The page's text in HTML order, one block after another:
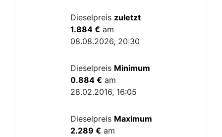
Dieselpreis zuletzt
1.884 € am
08.08.2026, 20:30
Dieselpreis Minimum
0.884 € am
28.02.2016, 16:05
Dieselpreis Maximum
2.289 € am